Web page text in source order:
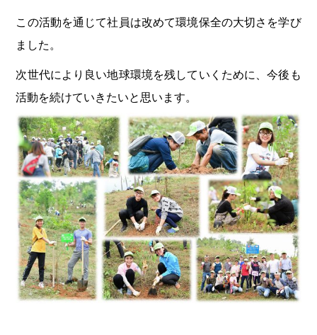
この活動を通じて社員は改めて環境保全の大切さを学び
ました。
次世代により良い地球環境を残していくために、今後も
活動を続けていきたいと思います。